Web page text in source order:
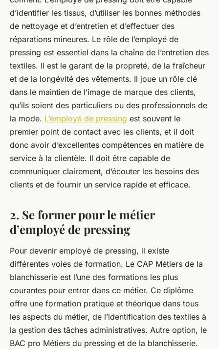
d’identifier les tissus, d’utiliser les bonnes méthodes
de nettoyage et d’entretien et d’effectuer des
réparations mineures. Le rôle de l’employé de
pressing est essentiel dans la chaîne de l’entretien des
textiles. Il est le garant de la propreté, de la fraîcheur
et de la longévité des vêtements. Il joue un rôle clé
dans le maintien de l’image de marque des clients,
qu’ils soient des particuliers ou des professionnels de
la mode. L’employé de pressing est souvent le
premier point de contact avec les clients, et il doit
donc avoir d’excellentes compétences en matière de
service à la clientèle. Il doit être capable de
communiquer clairement, d’écouter les besoins des
clients et de fournir un service rapide et efficace.
2. Se former pour le métier
d’employé de pressing
Pour devenir employé de pressing, il existe
différentes voies de formation. Le CAP Métiers de la
blanchisserie est l’une des formations les plus
courantes pour entrer dans ce métier. Ce diplôme
offre une formation pratique et théorique dans tous
les aspects du métier, de l’identification des textiles à
la gestion des tâches administratives. Autre option, le
BAC pro Métiers du pressing et de la blanchisserie.